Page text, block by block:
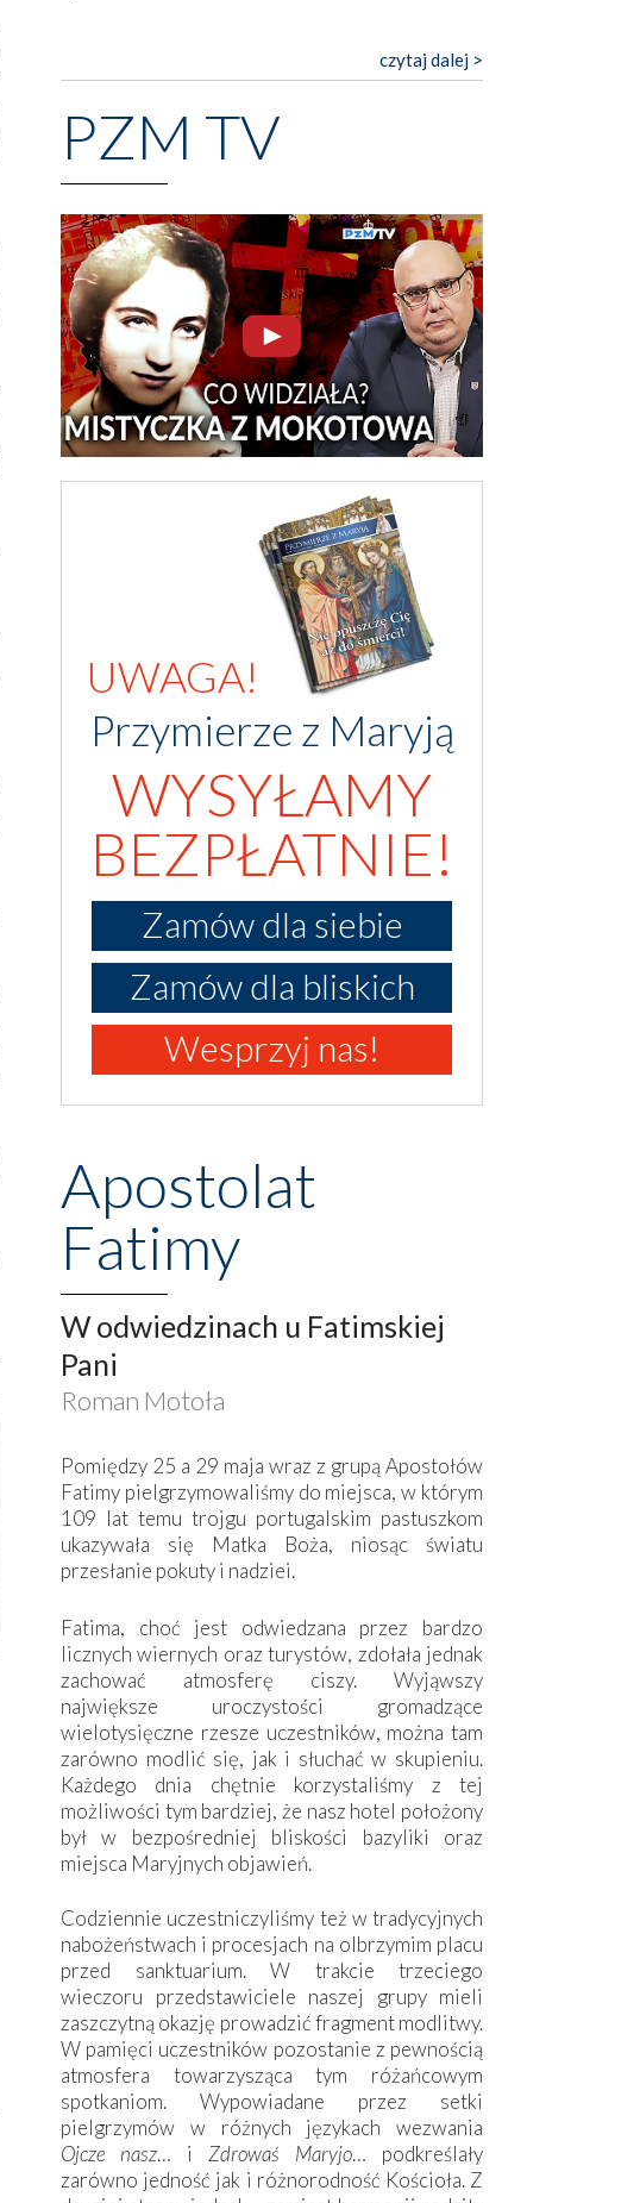
czytaj dalej >
PZM TV
UWAGA!
Przymierze z Maryją
WYSYŁAMY
BEZPŁATNIE!
Zamów dla siebie
Zamów dla bliskich
Wesprzyj nas!
Apostolat
Fatimy
W odwiedzinach u Fatimskiej
Pani
Roman Motoła
Pomiędzy 25 a 29 maja wraz z grupą Apostołów
Fatimy pielgrzymowaliśmy do miejsca, w którym
109 lat temu trojgu portugalskim pastuszkom
ukazywała się Matka Boża, niosąc światu
przesłanie pokuty i nadziei.
Fatima, choć jest odwiedzana przez bardzo
licznych wiernych oraz turystów, zdołała jednak
zachować atmosferę ciszy. Wyjąwszy
największe uroczystości gromadzące
wielotysięczne rzesze uczestników, można tam
zarówno modlić się, jak i słuchać w skupieniu.
Każdego dnia chętnie korzystaliśmy z tej
możliwości tym bardziej, że nasz hotel położony
był w bezpośredniej bliskości bazyliki oraz
miejsca Maryjnych objawień.
Codziennie uczestniczyliśmy też w tradycyjnych
nabożeństwach i procesjach na olbrzymim placu
przed sanktuarium. W trakcie trzeciego
wieczoru przedstawiciele naszej grupy mieli
zaszczytną okazję prowadzić fragment modlitwy.
W pamięci uczestników pozostanie z pewnością
atmosfera towarzysząca tym różańcowym
spotkaniom. Wypowiadane przez setki
pielgrzymów w różnych językach wezwania
Ojcze nasz… i Zdrowaś Maryjo… podkreślały
zarówno jedność jak i różnorodność Kościoła. Z